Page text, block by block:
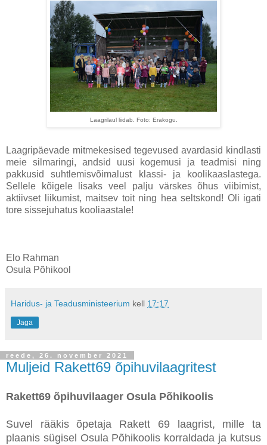
Laagrilaul liidab. Foto: Erakogu.
Laagripäevade mitmekesised tegevused avardasid kindlasti
meie silmaringi, andsid uusi kogemusi ja teadmisi ning
pakkusid suhtlemisvõimalust klassi- ja koolikaaslastega.
Sellele kõigele lisaks veel palju värskes õhus viibimist,
aktiivset liikumist, maitsev toit ning hea seltskond! Oli igati
tore sissejuhatus kooliaastale!
Elo Rahman
Osula Põhikool
Haridus- ja Teadusministeerium kell 17:17
Jaga
reede, 26. november 2021
Muljeid Rakett69 õpihuvilaagritest
Rakett69 õpihuvilaager Osula Põhikoolis
Suvel rääkis õpetaja Rakett 69 laagrist, mille ta
plaanis sügisel Osula Põhikoolis korraldada ja kutsus